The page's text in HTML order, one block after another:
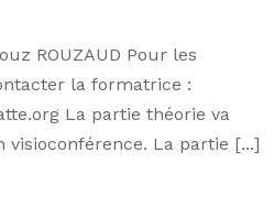
ROUZAUD Pour les
la formatrice :
La partie théorie va
visioconférence. La partie [...]